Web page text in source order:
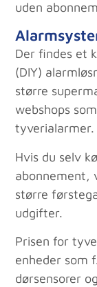
uden
Der findes et
(DIY)
større
webshops
tyverialarmer.
Hvis du selv
abonnement,
større
udgifter.
Prisen for
enheder som
dørsensorer og